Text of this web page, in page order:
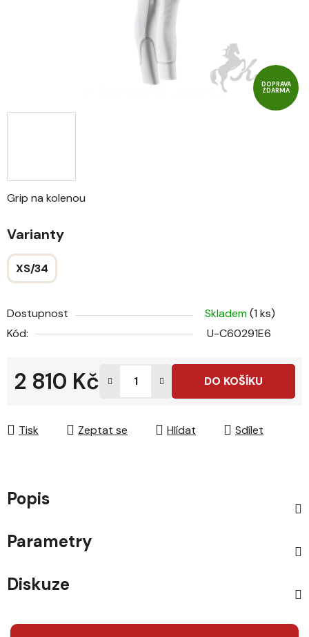
Grip na kolenou
Varianty
XS/34
Dostupnost Skladem(1 ks)
Kód:
U-C60291E6
2 810 Kč DO KOŠÍKU
Tisk Zeptat se Hlídat Sdílet
DOPRAVA
ZDARMA
Popis
Parametry
Diskuze